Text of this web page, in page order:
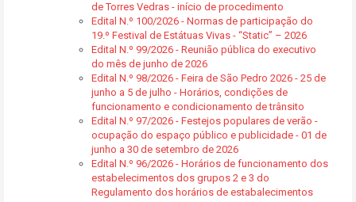
de Torres Vedras - início de procedimento
Edital N.º 100/2026 - Normas de participação do
19.º Festival de Estátuas Vivas - “Static” – 2026
Edital N.º 99/2026 - Reunião pública do executivo
do mês de junho de 2026
Edital N.º 98/2026 - Feira de São Pedro 2026 - 25 de
junho a 5 de julho - Horários, condições de
funcionamento e condicionamento de trânsito
Edital N.º 97/2026 - Festejos populares de verão -
ocupação do espaço público e publicidade - 01 de
junho a 30 de setembro de 2026
Edital N.º 96/2026 - Horários de funcionamento dos
estabelecimentos dos grupos 2 e 3 do
Regulamento dos horários de estabalecimentos